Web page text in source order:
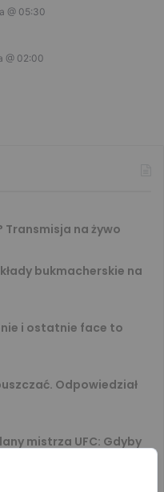
@ 05:30
@ 02:00
Transmisja na żywo
bukmacherskie na
i ostatnie face to
Odpowiedział
mistrza UFC: Gdyby